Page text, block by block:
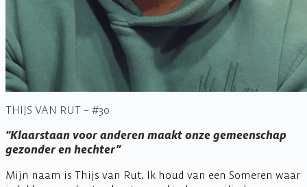
THIJS VAN RUT – #30
“Klaarstaan voor anderen maakt onze gemeenschap
gezonder en hechter”
Mijn naam is Thijs van Rut. Ik houd van een Someren waar